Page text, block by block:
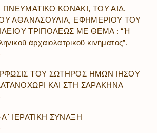
ΚΟΝΑΚΙ, ΤΟΥ ΑΙΔ.
ΑΘΑΝΑΣΟΥΛΙΑ, ΕΦΗΜΕΡΙΟΥ ΤΟΥ
ΤΡΙΠΟΛΕΩΣ ΜΕ ΘΕΜΑ : “Ἡ
ἀρχαιολατρικοῦ κινήματος”.
ΤΟΥ ΣΩΤΗΡΟΣ ΗΜΩΝ ΙΗΣΟΥ
ΚΑΙ ΣΤΗ ΣΑΡΑΚΗΝΑ
ΙΕΡΑΤΙΚΗ ΣΥΝΑΞΗ